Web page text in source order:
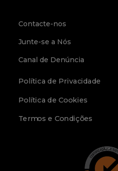
Contacte-nos
Junte-se a Nós
Canal de Denúncia
Política de Privacidade
Política de Cookies
Termos e Condições